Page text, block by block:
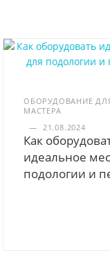
ОБОРУДОВАНИЕ
МАСТЕРА
—
21.08.2024
Как
идеальное
подологии и